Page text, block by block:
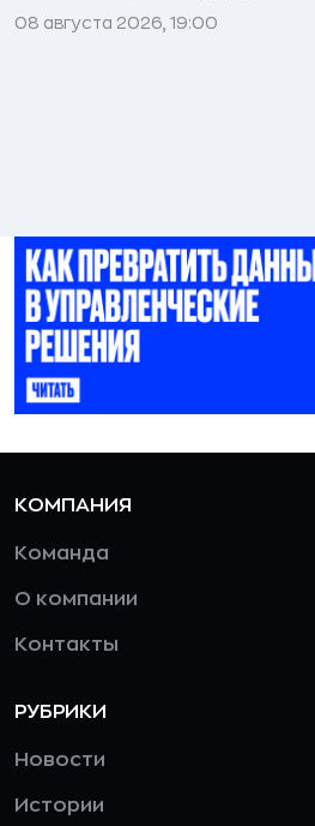
08 августа 2026, 19:00
КОМПАНИЯ
Команда
О компании
Контакты
РУБРИКИ
Новости
Истории